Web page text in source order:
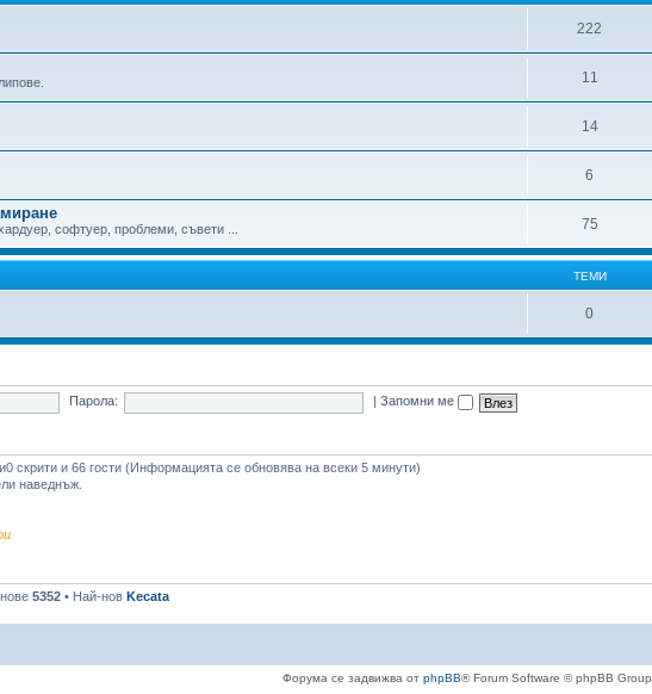
222
11
14
6
софтуер, проблеми, съвети ... 75
ТЕМИ
0
Парола: |Запомни ме
скрити и 66 гости (Информацията се обновява на всеки 5 минути)
наведнъж.
5352 • Най-нов Kecata
Форума се задвижва от phpBB® Forum Software © phpBB Group